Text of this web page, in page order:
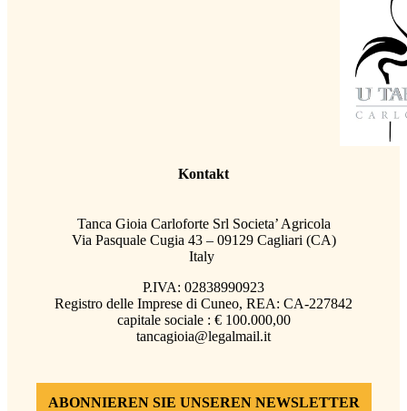
Kontakt
Tanca Gioia Carloforte Srl Societa’ Agricola
Via Pasquale Cugia 43 – 09129 Cagliari (CA)
Italy
P.IVA: 02838990923
Registro delle Imprese di Cuneo, REA: CA-227842
capitale sociale : € 100.000,00
tancagioia@legalmail.it
ABONNIEREN SIE UNSEREN NEWSLETTER